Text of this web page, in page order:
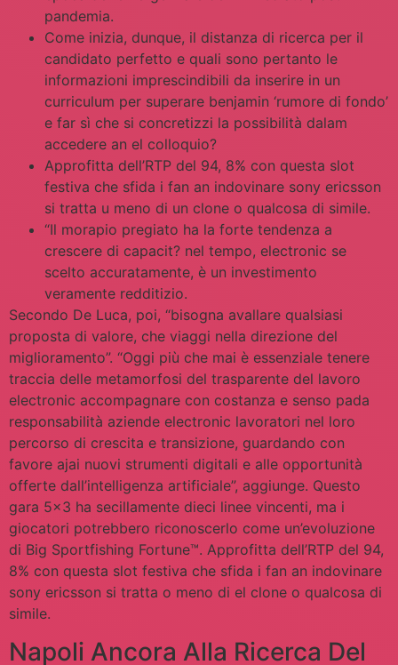
pandemia.
Come inizia, dunque, il distanza di ricerca per il
candidato perfetto e quali sono pertanto le
informazioni imprescindibili da inserire in un
curriculum per superare benjamin ‘rumore di fondo’
e far sì che si concretizzi la possibilità dalam
accedere an el colloquio?
Approfitta dell’RTP del 94, 8% con questa slot
festiva che sfida i fan an indovinare sony ericsson
si tratta u meno di un clone o qualcosa di simile.
“Il morapio pregiato ha la forte tendenza a
crescere di capacit? nel tempo, electronic se
scelto accuratamente, è un investimento
veramente redditizio.
Secondo De Luca, poi, “bisogna avallare qualsiasi
proposta di valore, che viaggi nella direzione del
miglioramento”. “Oggi più che mai è essenziale tenere
traccia delle metamorfosi del trasparente del lavoro
electronic accompagnare con costanza e senso pada
responsabilità aziende electronic lavoratori nel loro
percorso di crescita e transizione, guardando con
favore ajai nuovi strumenti digitali e alle opportunità
offerte dall’intelligenza artificiale”, aggiunge. Questo
gara 5×3 ha secillamente dieci linee vincenti, ma i
giocatori potrebbero riconoscerlo come un’evoluzione
di Big Sportfishing Fortune™. Approfitta dell’RTP del 94,
8% con questa slot festiva che sfida i fan an indovinare
sony ericsson si tratta o meno di el clone o qualcosa di
simile.
Napoli Ancora Alla Ricerca Del